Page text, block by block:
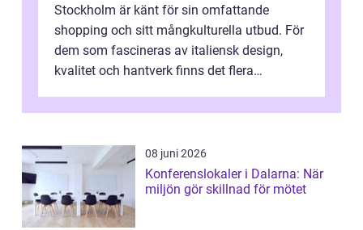
Stockholm är känt för sin omfattande
shopping och sitt mångkulturella utbud. För
dem som fascineras av italiensk design,
kvalitet och hantverk finns det flera
08 juni 2026
Konferenslokaler i Dalarna: När
miljön gör skillnad för mötet